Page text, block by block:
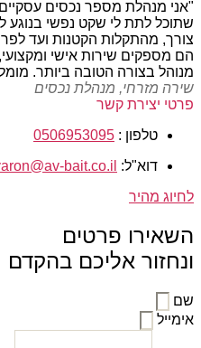
"אני מנהלת מספר נכסים
שתוכל לתת לי שקט נפשי בנוגע
צורך, מהתקלות הקטנות ועד
הם מספקים שירות אישי
מנוהל בצורה הטובה ביותר.
שירה מזרחי, מנהלת נכסים
פרטי יצירת קשר
טלפון : 0506953095
דוא"ל: bait.co.il
לחיוג מהיר
השאירו פרטים
ונחזור אליכם בהקדם
שם
אימייל